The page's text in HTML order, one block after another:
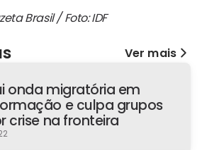
Brasil / Foto: IDF
Ver mais
onda migratória em
e culpa grupos
crise na fronteira